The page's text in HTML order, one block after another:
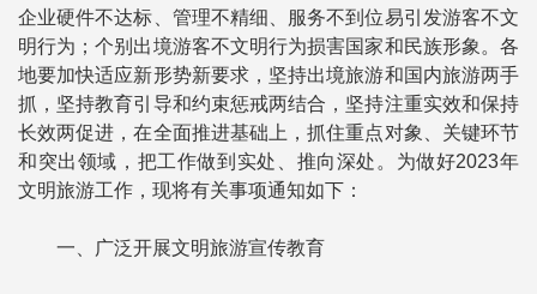
企业硬件不达标、管理不精细、服务不到位易引发游客不文
明行为；个别出境游客不文明行为损害国家和民族形象。各
地要加快适应新形势新要求，坚持出境旅游和国内旅游两手
抓，坚持教育引导和约束惩戒两结合，坚持注重实效和保持
长效两促进，在全面推进基础上，抓住重点对象、关键环节
和突出领域，把工作做到实处、推向深处。为做好2023年
文明旅游工作，现将有关事项通知如下：
一、广泛开展文明旅游宣传教育